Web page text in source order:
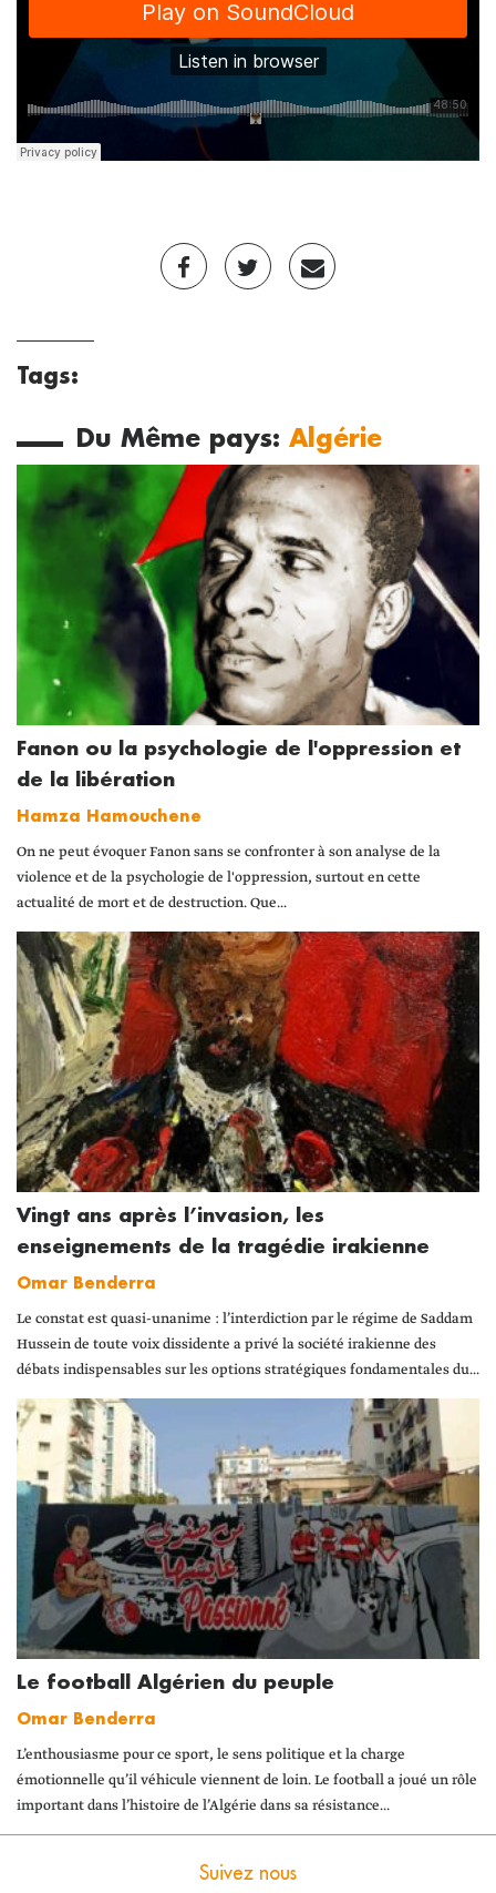
Tags:
Du Même pays:Algérie
Fanon ou la psychologie de l'oppression et
de la libération
Hamza Hamouchene
On ne peut évoquer Fanon sans se confronter à son analyse de la
violence et de la psychologie de l'oppression, surtout en cette
actualité de mort et de destruction. Que...
Vingt ans après l’invasion, les
enseignements de la tragédie irakienne
Omar Benderra
Le constat est quasi-unanime : l’interdiction par le régime de Saddam
Hussein de toute voix dissidente a privé la société irakienne des
débats indispensables sur les options stratégiques fondamentales du...
Le football Algérien du peuple
Omar Benderra
L’enthousiasme pour ce sport, le sens politique et la charge
émotionnelle qu’il véhicule viennent de loin. Le football a joué un rôle
important dans l’histoire de l’Algérie dans sa résistance...
Suivez nous